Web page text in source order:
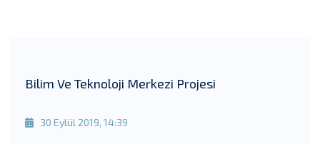
Bilim Ve Teknoloji Merkezi Projesi
30 Eylül 2019, 14:39